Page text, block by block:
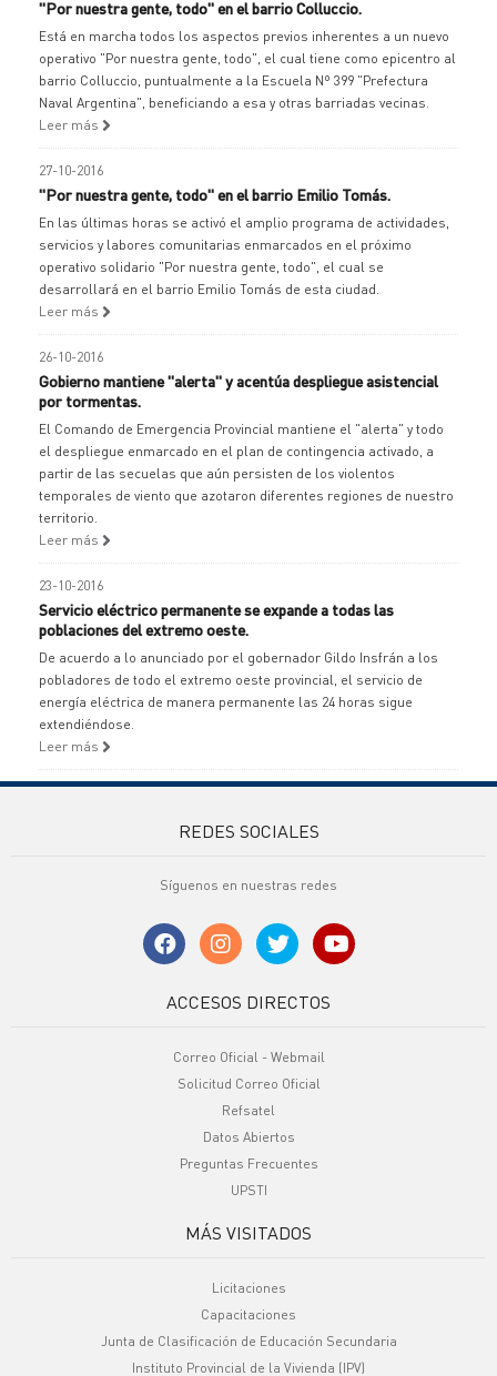
"Por nuestra gente, todo" en el barrio Colluccio.
Está en marcha todos los aspectos previos inherentes a un nuevo
operativo "Por nuestra gente, todo", el cual tiene como epicentro al
barrio Colluccio, puntualmente a la Escuela Nº 399 "Prefectura
Naval Argentina", beneficiando a esa y otras barriadas vecinas.
Leer más
27-10-2016
"Por nuestra gente, todo" en el barrio Emilio Tomás.
En las últimas horas se activó el amplio programa de actividades,
servicios y labores comunitarias enmarcados en el próximo
operativo solidario "Por nuestra gente, todo", el cual se
desarrollará en el barrio Emilio Tomás de esta ciudad.
Leer más
26-10-2016
Gobierno mantiene "alerta" y acentúa despliegue asistencial
por tormentas.
El Comando de Emergencia Provincial mantiene el "alerta" y todo
el despliegue enmarcado en el plan de contingencia activado, a
partir de las secuelas que aún persisten de los violentos
temporales de viento que azotaron diferentes regiones de nuestro
territorio.
Leer más
23-10-2016
Servicio eléctrico permanente se expande a todas las
poblaciones del extremo oeste.
De acuerdo a lo anunciado por el gobernador Gildo Insfrán a los
pobladores de todo el extremo oeste provincial, el servicio de
energía eléctrica de manera permanente las 24 horas sigue
extendiéndose.
Leer más
REDES SOCIALES
Síguenos en nuestras redes
ACCESOS DIRECTOS
Correo Oficial - Webmail
Solicitud Correo Oficial
Refsatel
Datos Abiertos
Preguntas Frecuentes
UPSTI
MÁS VISITADOS
Licitaciones
Capacitaciones
Junta de Clasificación de Educación Secundaria
Instituto Provincial de la Vivienda (IPV)